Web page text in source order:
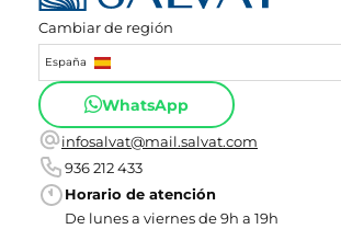
Cambiar de región
España
WhatsApp
infosalvat@mail.salvat.com
936 212 433
Horario de atención
De lunes a viernes de 9h a 19h